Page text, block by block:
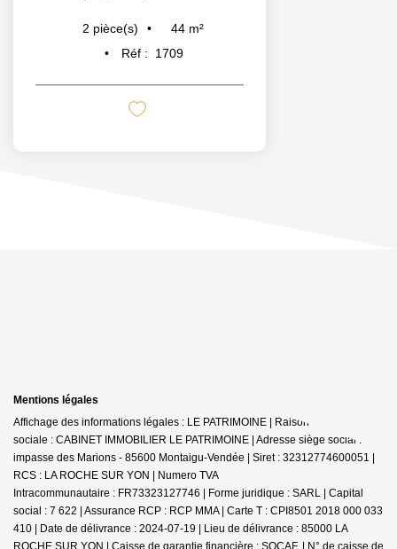
2 pièce(s) 44 m²
Réf :
1709
Mentions légales
Affichage des informations légales : LE PATRIMOINE | Raison
sociale : CABINET IMMOBILIER LE PATRIMOINE | Adresse siège social : 30
impasse des Marions - 85600 Montaigu-Vendée | Siret : 32312774600051 |
RCS : LA ROCHE SUR YON | Numero TVA
Intracommunautaire : FR73323127746 | Forme juridique : SARL | Capital
social : 7 622 | Assurance RCP : RCP MMA | Carte T : CPI8501 2018 000 033
410 | Date de délivrance : 2024-07-19 | Lieu de délivrance : 85000 LA
ROCHE SUR YON | Caisse de garantie financière : SOCAF. | N° de caisse de